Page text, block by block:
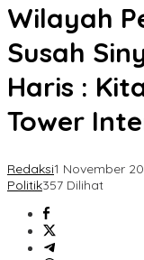
Wilayah
Susah
Haris :
Tower
Redaksi1 November
Politik357 Dilihat